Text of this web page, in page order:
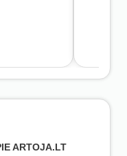
ARTOJA.LT